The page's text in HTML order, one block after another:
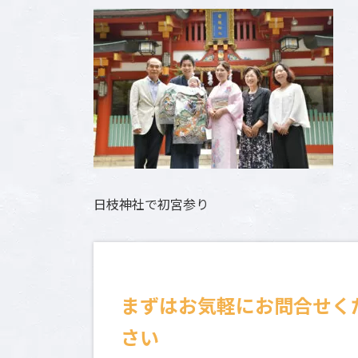
新
日
時
:
日枝神社で初宮参り
まずはお気軽にお問合せく
さい